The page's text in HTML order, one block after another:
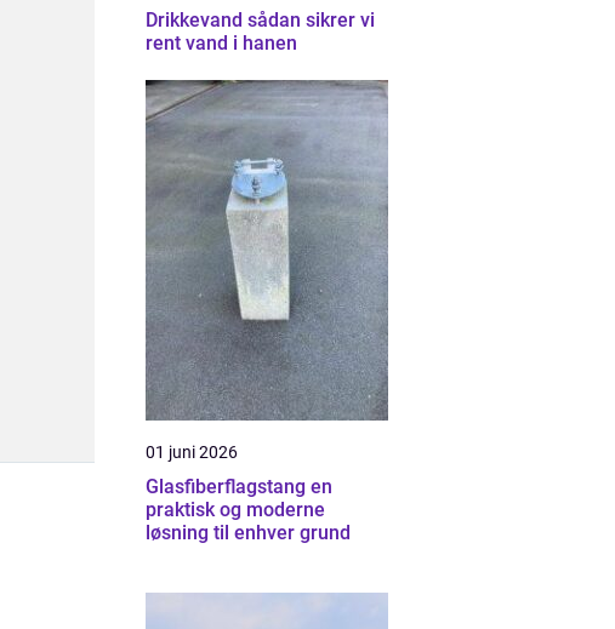
Drikkevand sådan sikrer vi
rent vand i hanen
01 juni 2026
Glasfiberflagstang en
praktisk og moderne
løsning til enhver grund